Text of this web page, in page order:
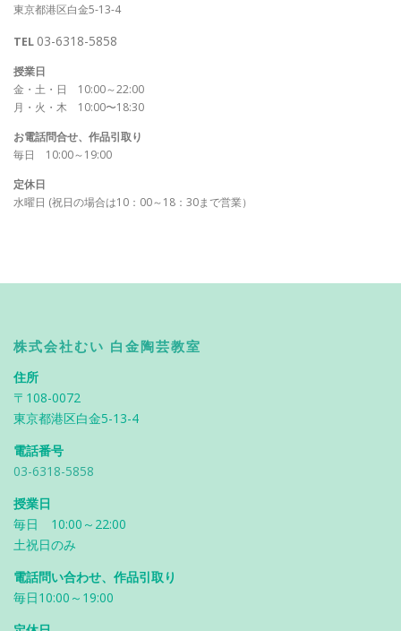
東京都港区白金5-13-4
TEL 03-6318-5858
授業日
金・土・日 10:00～22:00
月・火・木 10:00〜18:30
お電話問合せ、作品引取り
毎日 10:00～19:00
定休日
水曜日 (祝日の場合は10：00～18：30まで営業）
株式会社むい 白金陶芸教室
住所
〒108-0072
東京都港区白金5-13-4
電話番号
03-6318-5858
授業日
毎日 10:00～22:00
土祝日のみ
電話問い合わせ、作品引取り
毎日10:00～19:00